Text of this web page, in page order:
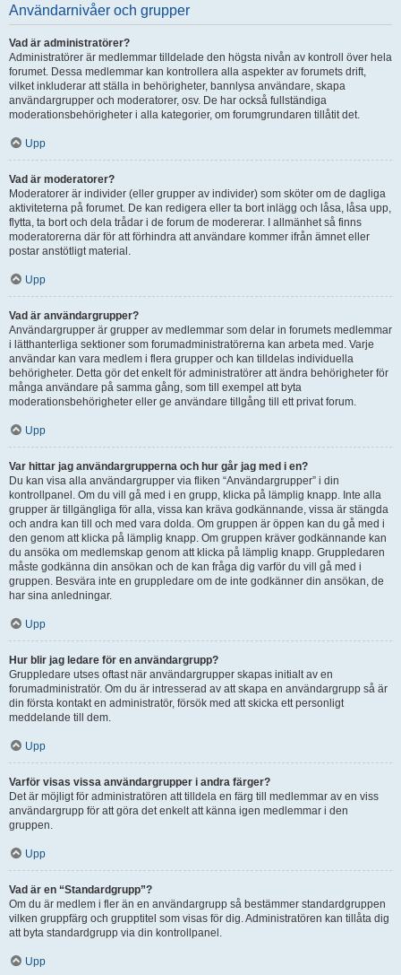
Användarnivåer och grupper
Vad är administratörer?
Administratörer är medlemmar tilldelade den högsta nivån av kontroll över hela
forumet. Dessa medlemmar kan kontrollera alla aspekter av forumets drift,
vilket inkluderar att ställa in behörigheter, bannlysa användare, skapa
användargrupper och moderatorer, osv. De har också fullständiga
moderationsbehörigheter i alla kategorier, om forumgrundaren tillåtit det.
Upp
Vad är moderatorer?
Moderatorer är individer (eller grupper av individer) som sköter om de dagliga
aktiviteterna på forumet. De kan redigera eller ta bort inlägg och låsa, låsa upp,
flytta, ta bort och dela trådar i de forum de modererar. I allmänhet så finns
moderatorerna där för att förhindra att användare kommer ifrån ämnet eller
postar anstötligt material.
Upp
Vad är användargrupper?
Användargrupper är grupper av medlemmar som delar in forumets medlemmar
i lätthanterliga sektioner som forumadministratörerna kan arbeta med. Varje
användar kan vara medlem i flera grupper och kan tilldelas individuella
behörigheter. Detta gör det enkelt för administratörer att ändra behörigheter för
många användare på samma gång, som till exempel att byta
moderationsbehörigheter eller ge användare tillgång till ett privat forum.
Upp
Var hittar jag användargrupperna och hur går jag med i en?
Du kan visa alla användargrupper via fliken “Användargrupper” i din
kontrollpanel. Om du vill gå med i en grupp, klicka på lämplig knapp. Inte alla
grupper är tillgängliga för alla, vissa kan kräva godkännande, vissa är stängda
och andra kan till och med vara dolda. Om gruppen är öppen kan du gå med i
den genom att klicka på lämplig knapp. Om gruppen kräver godkännande kan
du ansöka om medlemskap genom att klicka på lämplig knapp. Gruppledaren
måste godkänna din ansökan och de kan fråga dig varför du vill gå med i
gruppen. Besvära inte en gruppledare om de inte godkänner din ansökan, de
har sina anledningar.
Upp
Hur blir jag ledare för en användargrupp?
Gruppledare utses oftast när användargrupper skapas initialt av en
forumadministratör. Om du är intresserad av att skapa en användargrupp så är
din första kontakt en administratör, försök med att skicka ett personligt
meddelande till dem.
Upp
Varför visas vissa användargrupper i andra färger?
Det är möjligt för administratören att tilldela en färg till medlemmar av en viss
användargrupp för att göra det enkelt att känna igen medlemmar i den
gruppen.
Upp
Vad är en “Standardgrupp”?
Om du är medlem i fler än en användargrupp så bestämmer standardgruppen
vilken gruppfärg och grupptitel som visas för dig. Administratören kan tillåta dig
att byta standardgrupp via din kontrollpanel.
Upp